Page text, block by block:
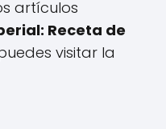
artículos
Receta de
visitar la